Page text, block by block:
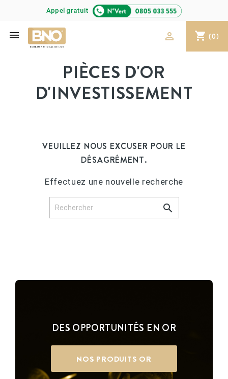
Appel gratuit
 shopping_cart (0)

PIÈCES D'OR
D'INVESTISSEMENT
VEUILLEZ NOUS EXCUSER POUR LE
DÉSAGRÉMENT.
Effectuez une nouvelle recherche

DES OPPORTUNITÉS EN OR
NOS PRODUITS OR